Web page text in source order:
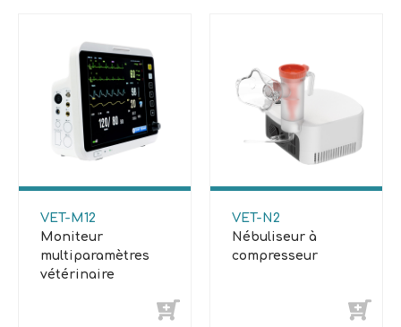
VET-M12
Moniteur
multiparamètres
vétérinaire
VET-N2
Nébuliseur à
compresseur